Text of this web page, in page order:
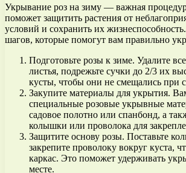
Укрывание роз на зиму — важная
поможет защитить растения от
условий и сохранить их
шагов, которые помогут вам правильно
Подготовьте розы к зиме. Удалите
листья, подрежьте сучки до 2/3 их
кусты, чтобы они не смещались при
Закупите материалы для укрытия.
специальные розовые укрывные
садовое полотно или спанбонд, а
колышки или проволока для
Защитите основу розы. Поставьте
закрепите проволоку вокруг куста,
каркас. Это поможет удерживать
месте.